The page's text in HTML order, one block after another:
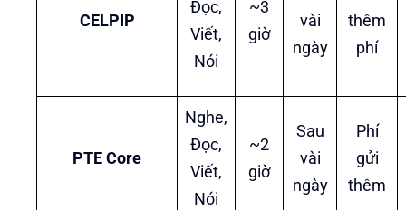
CELPIP
Đọc,
Viết,
Nói
~3
giờ
vài
ngày
thêm
phí
PTE Core
Nghe,
Đọc,
Viết,
Nói
~2
giờ
Sau
vài
ngày
Phí
gửi
thêm